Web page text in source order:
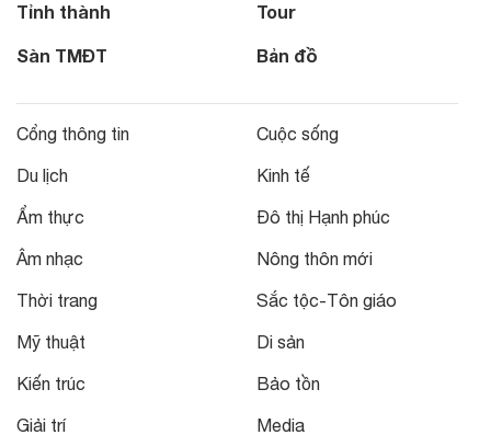
Tỉnh thành
Sàn TMĐT
Tour
Bản đồ
Cổng thông tin
Du lịch
Ẩm thực
Âm nhạc
Thời trang
Mỹ thuật
Kiến trúc
Giải trí
Cuộc sống
Kinh tế
Đô thị Hạnh phúc
Nông thôn mới
Sắc tộc-Tôn giáo
Di sản
Bảo tồn
Media